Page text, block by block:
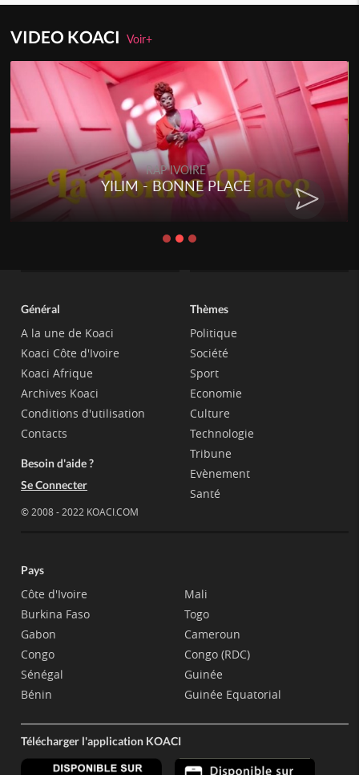
VIDEO KOACIVoir+
RAP IVOIRE
YILIM - BONNE PLACE
Général
A la une de Koaci
Koaci Côte d'Ivoire
Koaci Afrique
Archives Koaci
Conditions d'utilisation
Contacts
Besoin d'aide ?
Se Connecter
© 2008 - 2022 KOACI.COM
Thèmes
Politique
Société
Sport
Economie
Culture
Technologie
Tribune
Evènement
Santé
Pays
Côte d'Ivoire
Burkina Faso
Gabon
Congo
Sénégal
Bénin
Mali
Togo
Cameroun
Congo (RDC)
Guinée
Guinée Equatorial
Télécharger l'application KOACI